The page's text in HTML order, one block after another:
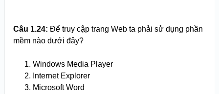
Câu 1.24: Để truy cập trang Web ta phải sử dụng phần
mềm nào dưới đây?
Windows Media Player
Internet Explorer
Microsoft Word